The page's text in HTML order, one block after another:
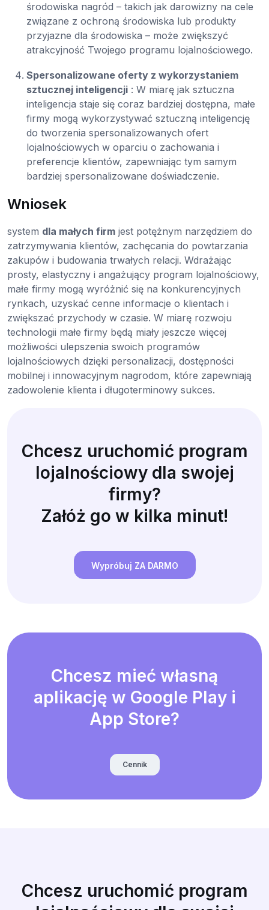
środowiska nagród – takich jak darowizny na cele
związane z ochroną środowiska lub produkty
przyjazne dla środowiska – może zwiększyć
atrakcyjność Twojego programu lojalnościowego.
Spersonalizowane oferty z wykorzystaniem
sztucznej inteligencji : W miarę jak sztuczna
inteligencja staje się coraz bardziej dostępna, małe
firmy mogą wykorzystywać sztuczną inteligencję
do tworzenia spersonalizowanych ofert
lojalnościowych w oparciu o zachowania i
preferencje klientów, zapewniając tym samym
bardziej spersonalizowane doświadczenie.
Wniosek
system dla małych firm jest potężnym narzędziem do
zatrzymywania klientów, zachęcania do powtarzania
zakupów i budowania trwałych relacji. Wdrażając
prosty, elastyczny i angażujący program lojalnościowy,
małe firmy mogą wyróżnić się na konkurencyjnych
rynkach, uzyskać cenne informacje o klientach i
zwiększać przychody w czasie. W miarę rozwoju
technologii małe firmy będą miały jeszcze więcej
możliwości ulepszenia swoich programów
lojalnościowych dzięki personalizacji, dostępności
mobilnej i innowacyjnym nagrodom, które zapewniają
zadowolenie klienta i długoterminowy sukces.
Chcesz uruchomić program
lojalnościowy dla swojej
firmy?
Załóż go w kilka minut!
Wypróbuj ZA DARMO
Chcesz mieć własną
aplikację w Google Play i
App Store?
Cennik
Chcesz uruchomić program